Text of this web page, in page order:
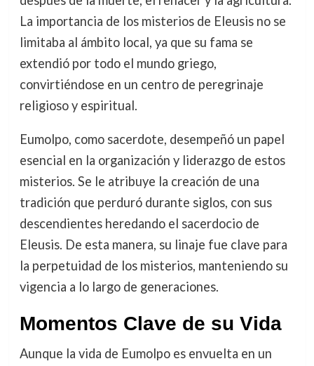
La importancia de los misterios de Eleusis no se
limitaba al ámbito local, ya que su fama se
extendió por todo el mundo griego,
convirtiéndose en un centro de peregrinaje
religioso y espiritual.
Eumolpo, como sacerdote, desempeñó un papel
esencial en la organización y liderazgo de estos
misterios. Se le atribuye la creación de una
tradición que perduró durante siglos, con sus
descendientes heredando el sacerdocio de
Eleusis. De esta manera, su linaje fue clave para
la perpetuidad de los misterios, manteniendo su
vigencia a lo largo de generaciones.
Momentos Clave de su Vida
Aunque la vida de Eumolpo es envuelta en un